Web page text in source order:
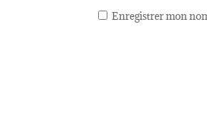
Enregistrer mon